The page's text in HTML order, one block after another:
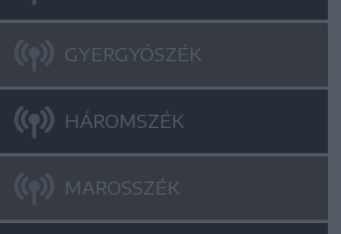
GYERGYÓSZÉK
HÁROMSZÉK
MAROSSZÉK